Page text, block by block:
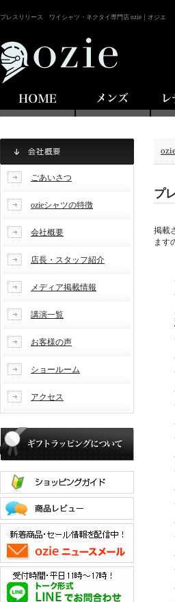
プレスリリース ワイシャツ・ネクタイ専門店 ozie｜オジエ
ごあいさつ
ozieシャツの特徴
会社概要
店長・スタッフ紹介
メディア掲載情報
講演一覧
お客様の声
ショールーム
アクセス
プ
掲載
ます